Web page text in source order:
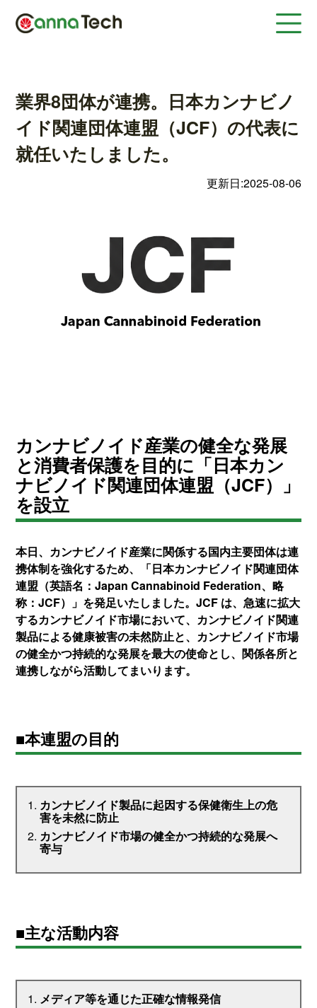
業界8団体が連携。日本カンナビノ
イド関連団体連盟（JCF）の代表に
就任いたしました。
更新日:2025-08-06
カンナビノイド産業の健全な発展
と消費者保護を目的に「日本カン
ナビノイド関連団体連盟（JCF）」
を設立
本日、カンナビノイド産業に関係する国内主要団体は連
携体制を強化するため、「日本カンナビノイド関連団体
連盟（英語名：Japan Cannabinoid Federation、略
称：JCF）」を発足いたしました。JCF は、急速に拡大
するカンナビノイド市場において、カンナビノイド関連
製品による健康被害の未然防止と、カンナビノイド市場
の健全かつ持続的な発展を最大の使命とし、関係各所と
連携しながら活動してまいります。
■本連盟の目的
カンナビノイド製品に起因する保健衛生上の危
害を未然に防止
カンナビノイド市場の健全かつ持続的な発展へ
寄与
■主な活動内容
メディア等を通じた正確な情報発信